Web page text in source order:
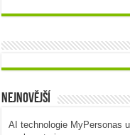
Nejnovější
AI technologie MyPersonas